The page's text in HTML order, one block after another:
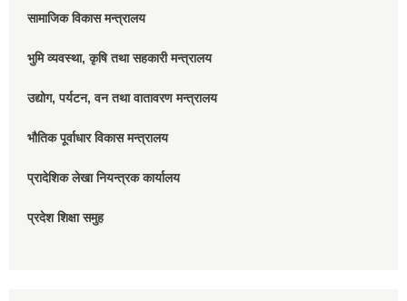
सामाजिक विकास मन्त्रालय
भुमि व्यवस्था, कृषि तथा सहकारी मन्त्रालय
उद्योग, पर्यटन, वन तथा वातावरण मन्त्रालय
भौतिक पूर्वाधार विकास मन्त्रालय
प्रादेशिक लेखा नियन्त्रक कार्यालय
प्रदेश शिक्षा समुह